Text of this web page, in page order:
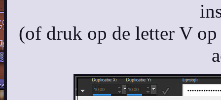
(of druk op de letter V op